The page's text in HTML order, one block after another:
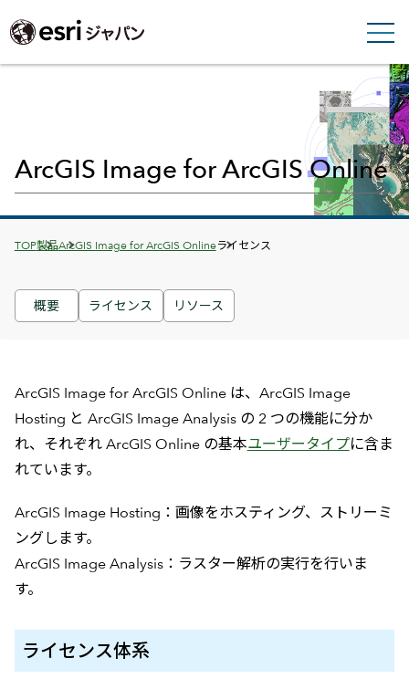
概要 ライセンス リソース
ArcGIS Image for ArcGIS Online
Breadcrumbs
TOP製品ArcGIS Image for ArcGIS Onlineライセンス
ArcGIS Image for ArcGIS Online は、ArcGIS Image
Hosting と ArcGIS Image Analysis の 2 つの機能に分か
れ、それぞれ ArcGIS Online の基本ユーザータイプに含ま
れています。
ArcGIS Image Hosting：画像をホスティング、ストリーミ
ングします。
ArcGIS Image Analysis：ラスター解析の実行を行いま
す。
ライセンス体系